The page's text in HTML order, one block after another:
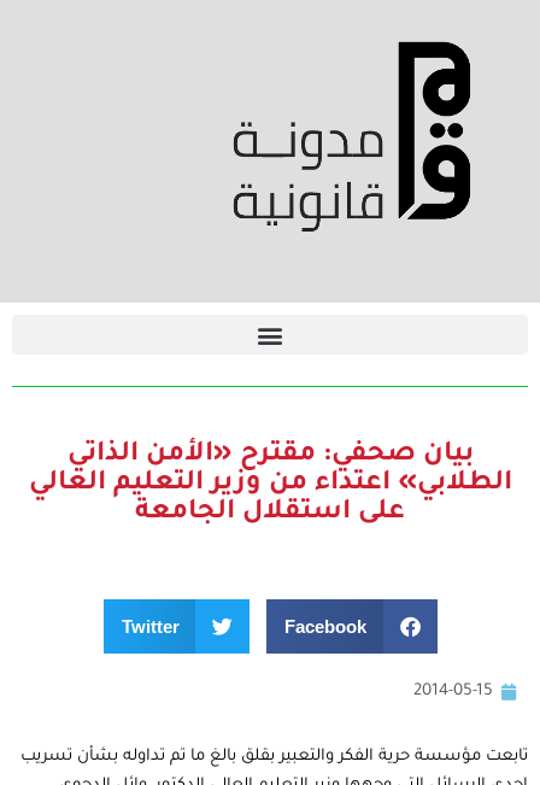
بيان صحفي: مقترح «الأمن الذاتي
الطلابي» اعتداء من وزير التعليم العالي
على استقلال الجامعة
Facebook
Twitter
2014-05-15
تابعت مؤسسة حرية الفكر والتعبير بقلق بالغ ما تم تداوله بشأن تسريب